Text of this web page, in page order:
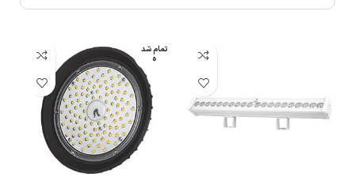
تمام شد
ه